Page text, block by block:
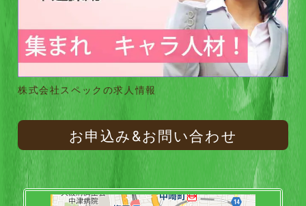
株式会社スペックの求人情報
お申込み&お問い合わせ